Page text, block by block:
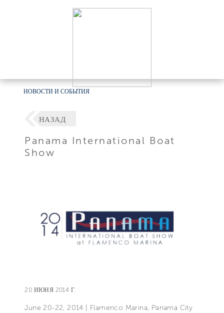
НОВОСТИ И СОБЫТИЯ
НАЗАД
Panama International Boat
Show
20 ИЮНЯ 2014 Г.
June 20-22, 2014 | Flamenco Marina, Panama City